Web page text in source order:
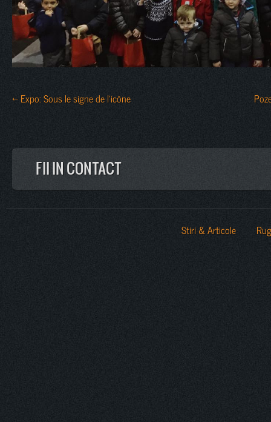
← Expo: Sous le signe de l’icône
FII IN CONTACT
Stiri & Articole